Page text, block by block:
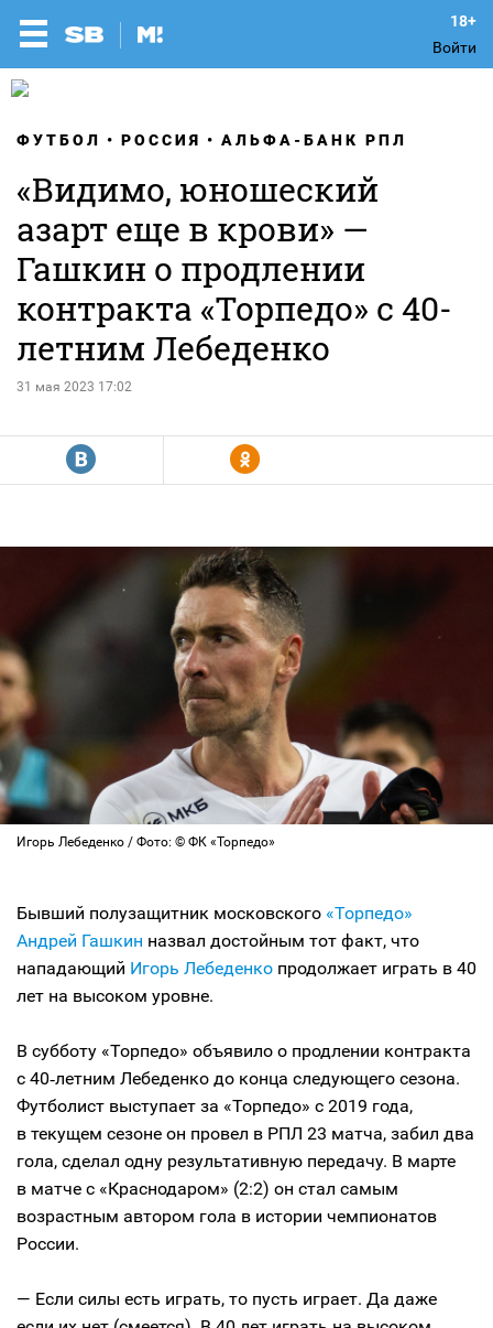
Войти
ФУТБОЛ РОССИЯ АЛЬФА-БАНК РПЛ
«Видимо, юношеский
азарт еще в крови» —
Гашкин о продлении
контракта «Торпедо» с 40-
летним Лебеденко
31 мая 2023 17:02
R Y
Игорь Лебеденко / Фото: © ФК «Торпедо»
Бывший полузащитник московского «Торпедо»
Андрей Гашкин назвал достойным тот факт, что
нападающий Игорь Лебеденко продолжает играть в 40
лет на высоком уровне.
В субботу «Торпедо» объявило о продлении контракта
с 40‑летним Лебеденко до конца следующего сезона.
Футболист выступает за «Торпедо» с 2019 года,
в текущем сезоне он провел в РПЛ 23 матча, забил два
гола, сделал одну результативную передачу. В марте
в матче с «Краснодаром» (2:2) он стал самым
возрастным автором гола в истории чемпионатов
России.
— Если силы есть играть, то пусть играет. Да даже